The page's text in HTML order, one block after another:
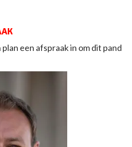
een afspraak in om dit pand